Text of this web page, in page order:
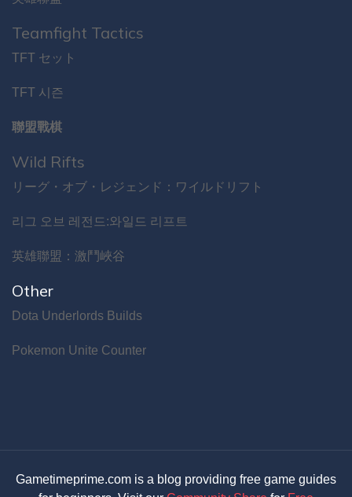
Teamfight Tactics
TFT セット
TFT 시즌
聯盟戰棋
Wild Rifts
リーグ・オブ・レジェンド：ワイルドリフト
리그 오브 레전드:와일드 리프트
英雄聯盟：激鬥峽谷
Other
Dota Underlords Builds
Pokemon Unite Counter
Gametimeprime.com is a blog providing free game guides